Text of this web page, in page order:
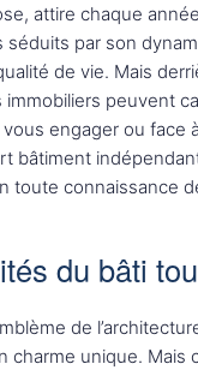
attire chaque
séduits par son
de vie. Mais
peuvent
engager ou face
bâtiment
toute connaissance
du bâti
de
charme unique. Mais